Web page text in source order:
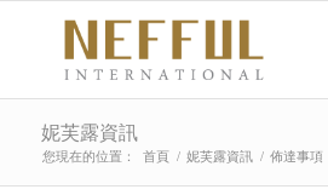
妮芙露資訊
您現在的位置： 首頁 / 妮芙露資訊 / 佈達事項